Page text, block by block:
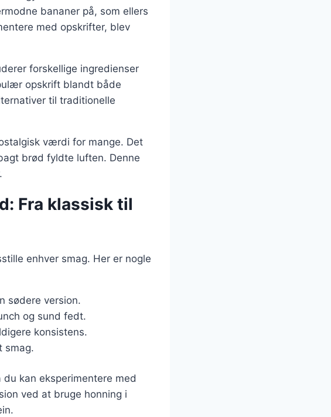
bananer på, som ellers
med opskrifter, blev
forskellige ingredienser
opskrift blandt både
til traditionelle
værdi for mange. Det
brød fyldte luften. Denne
Fra klassisk til
enhver smag. Her er nogle
sødere version.
og sund fedt.
konsistens.
smag.
kan eksperimentere med
ved at bruge honning i